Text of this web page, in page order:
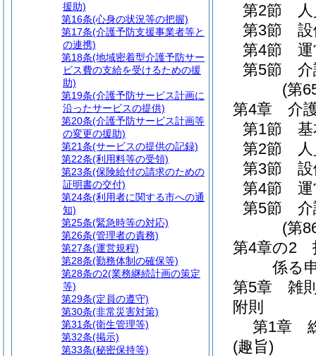
第2節
第3節
第4節
第5節
(第
第4章
介
第1節
第2節
第3節
第4節
第5節
(第
第4章の2
係る
第5章
雑
附則
第1章
(趣旨)
援助)
第16条(心身の状況等の把握)
第17条(介護予防支援事業者等と
の連携)
第18条(地域密着型介護予防サー
ビス費の支給を受けるための援
助)
第19条(介護予防サービス計画に
沿ったサービスの提供)
第20条(介護予防サービス計画等
の変更の援助)
第21条(サービスの提供の記録)
第22条(利用料等の受領)
第23条(保険給付の請求のための
証明書の交付)
第24条(利用者に関する市への通
知)
第25条(緊急時等の対応)
第26条(管理者の責務)
第27条(運営規程)
第28条(勤務体制の確保等)
第28条の2(業務継続計画の策定
等)
第29条(定員の遵守)
第30条(非常災害対策)
第31条(衛生管理等)
第32条(掲示)
第33条(秘密保持等)